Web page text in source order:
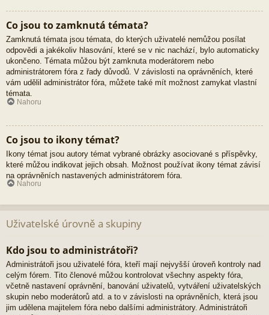
Co jsou to zamknutá témata?
Zamknutá témata jsou témata, do kterých uživatelé nemůžou posílat
odpovědi a jakékoliv hlasování, které se v nic nachází, bylo automaticky
ukončeno. Témata můžou být zamknuta moderátorem nebo
administrátorem fóra z řady důvodů. V závislosti na oprávněních, které
vám udělil administrátor fóra, můžete také mít možnost zamykat vlastní
témata.
Nahoru
Co jsou to ikony témat?
Ikony témat jsou autory témat vybrané obrázky asociované s příspěvky,
které můžou indikovat jejich obsah. Možnost používat ikony témat závisí
na oprávněních nastavených administrátorem fóra.
Nahoru
Uživatelské úrovně a skupiny
Kdo jsou to administrátoři?
Administrátoři jsou uživatelé fóra, kteří mají nejvyšší úroveň kontroly nad
celým fórem. Tito členové můžou kontrolovat všechny aspekty fóra,
včetně nastavení oprávnění, banování uživatelů, vytváření uživatelských
skupin nebo moderátorů atd. a to v závislosti na oprávněních, která jsou
jim udělena majitelem fóra nebo dalšími administrátory. Administrátoři